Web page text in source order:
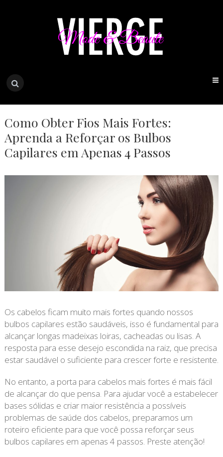
Como Obter Fios Mais Fortes:
Aprenda a Reforçar os Bulbos
Capilares em Apenas 4 Passos
Os cabelos ficam muito mais fortes quando nossos
bulbos capilares estão saudáveis, isso é fundamental para
alcançar longas madeixas loiras, cacheadas ou lisas. A
resposta para esse desejo escondida na raiz, que precisa
estar saudável o suficiente para crescer forte e resistente.
No entanto, a porta para cabelos mais fortes é mais fácil
de alcançar do que pensa. Para ajudar você a estabelecer
bases sólidas e criar maior resistência a possíveis
problemas de saúde dos cabelos, preparamos um
roteiro eficiente para que você possa reforçar seus
bulbos capilares em apenas 4 passos. Preste atenção!